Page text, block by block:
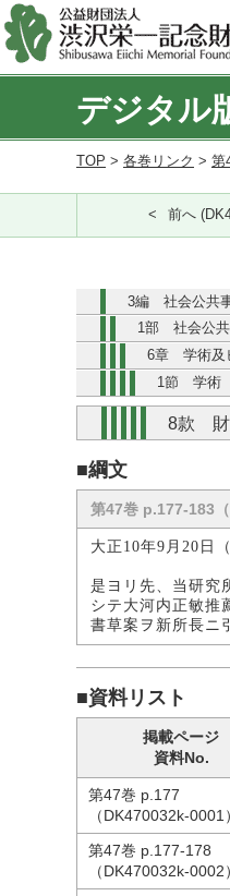
デジタル
TOP > 各巻リンク > 第
前へ
3編 社会公共
1部 社会公共
6章 学術及
1節 学術
8款 財
■綱文
第47巻 p.177-183（
大正10年9月20日
是ヨリ先、当研究
シテ大河内正敏推
書草案ヲ新所長ニ
■資料リスト
掲載ページ
資料No.
第47巻 p.177
（DK470032k-0001）
第47巻 p.177-178
（DK470032k-0002）